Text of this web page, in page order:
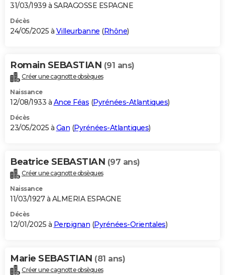
S'inscrire
Se connecter
Lycées
Collèges
Primaires
Universités
Entreprises
Service militaire
Avis de recherche
AVIS DE DÉCÈS
Bricolage
Lifestyle
Culture
Sport
Auto
Television
Voyage
Cinema
31/03/1939 à SARAGOSSE ESPAGNE
Décès
24/05/2025 à Villeurbanne (Rhône)
Romain SEBASTIAN (91 ans)
Créer une cagnotte obsèques
Naissance
12/08/1933 à Ance Féas (Pyrénées-Atlantiques)
Décès
23/05/2025 à Gan (Pyrénées-Atlantiques)
Beatrice SEBASTIAN (97 ans)
Créer une cagnotte obsèques
Naissance
11/03/1927 à ALMERIA ESPAGNE
Décès
12/01/2025 à Perpignan (Pyrénées-Orientales)
Marie SEBASTIAN (81 ans)
Créer une cagnotte obsèques